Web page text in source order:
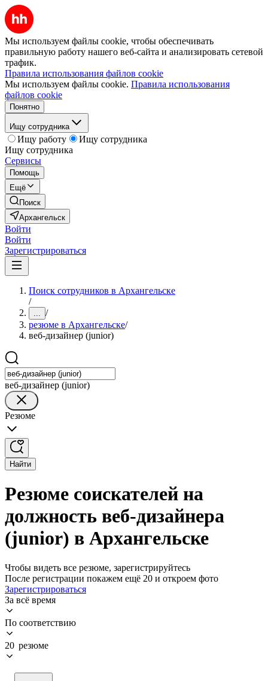
Мы используем файлы cookie, чтобы обеспечивать
правильную работу нашего веб-сайта и анализировать сетевой
трафик.
Правила использования файлов cookie
Мы используем файлы cookie. Правила использования
файлов cookie
Понятно
Ищу сотрудника
Ищу работу
Ищу сотрудника
Ищу сотрудника
Сервисы
Помощь
Ещё
Поиск
Архангельск
Войти
Войти
Зарегистрироваться
Поиск сотрудников в Архангельске
/
... /
резюме в Архангельске/
веб-дизайнер (junior)
веб-дизайнер (junior)
Резюме
Найти
Резюме соискателей на
должность веб-дизайнера
(junior) в Архангельске
Чтобы видеть все резюме, зарегистрируйтесь
После регистрации покажем ещё 20 и откроем фото
Зарегистрироваться
За всё время
По соответствию
20 резюме